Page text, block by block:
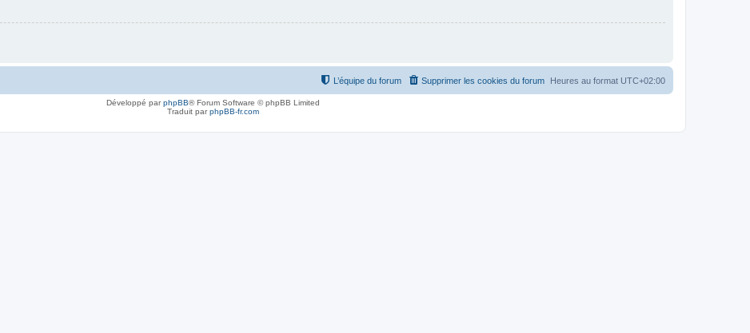
Heures au format UTC+02:00
Supprimer les cookies du forum
L’équipe du forum
Développé parphpBB® Forum Software © phpBB Limited
Traduit parphpBB-fr.com